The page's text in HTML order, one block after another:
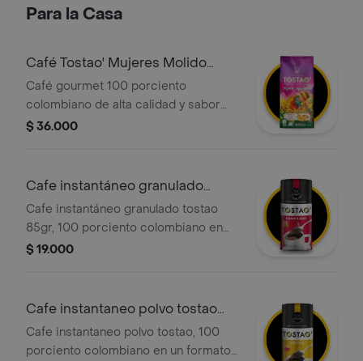
Para la Casa
Café Tostao' Mujeres Molido
340g
Café gourmet 100 porciento
colombiano de alta calidad y sabor
superior. Edición especial premium
para disfrutar con exquisitas notas de
vainilla, avellana y naranja dulce.
$ 36.000
Cafe instantáneo granulado
tostao
Cafe instantáneo granulado tostao
85gr, 100 porciento colombiano en
formato granulado. disfruta de una
$ 19.000
Cafe instantaneo polvo tostao
85g
Cafe instantaneo polvo tostao, 100
porciento colombiano en un formato